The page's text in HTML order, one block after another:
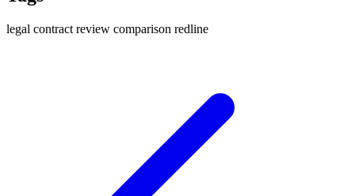
legal contract review comparison redline